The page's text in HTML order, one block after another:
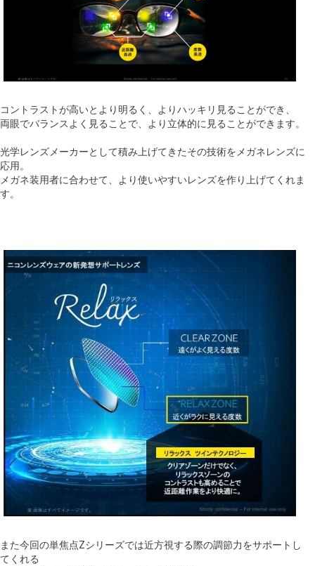
コントラストが高いとより明るく、よりハッキリ見ることができ、
両眼でバランスよく見ることで、より立体的に見ることができます。
光学レンズメーカーとして積み上げてきたその技術をメガネレンズに
応用。
メガネ装用者に合わせて、より使いやすいレンズを作り上げてくれま
す。
また今回の単焦点Zシリーズでは近方視する際の調節力をサポートし
てくれる